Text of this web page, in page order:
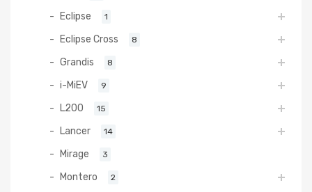
Eclipse 1
Eclipse Cross 8
Grandis 8
i-MiEV 9
L200 15
Lancer 14
Mirage 3
Montero 2